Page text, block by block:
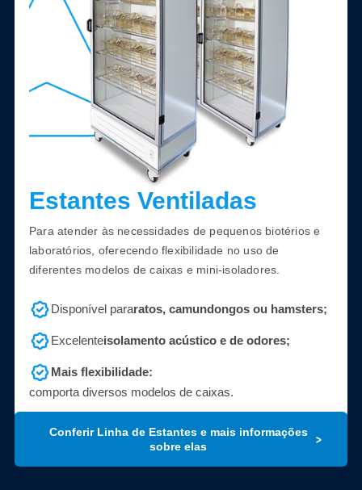
Estantes Ventiladas
Para atender às necessidades de pequenos biotérios e
laboratórios, oferecendo flexibilidade no uso de
diferentes modelos de caixas e mini-isoladores.
Disponível pararatos, camundongos ou hamsters;
Excelenteisolamento acústico e de odores;
⁠Mais flexibilidade:
comporta diversos modelos de caixas.
Conferir Linha de Estantes e mais informações
sobre elas